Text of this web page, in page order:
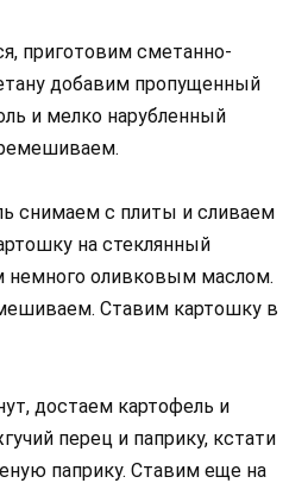
приготовим сметанно-
добавим пропущенный
и мелко нарубленный
снимаем с плиты и сливаем
на стеклянный
немного оливковым маслом.
Ставим картошку в
достаем картофель и
перец и паприку, кстати
паприку. Ставим еще на